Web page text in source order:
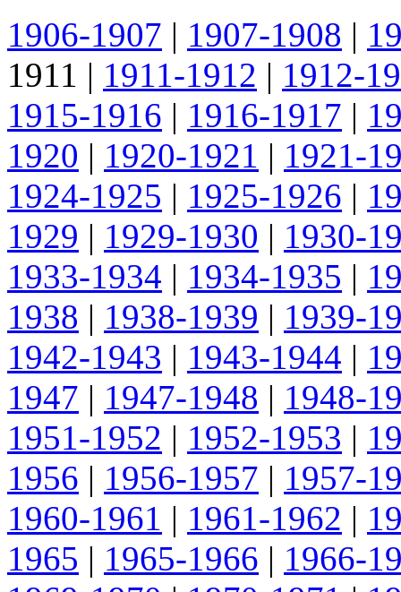
1906-1907 | 1907-1908 |
1911 | 1911-1912 | 1912-
1915-1916 | 1916-1917 |
1920 | 1920-1921 | 1921-
1924-1925 | 1925-1926 |
1929 | 1929-1930 | 1930-
1933-1934 | 1934-1935 |
1938 | 1938-1939 | 1939-
1942-1943 | 1943-1944 |
1947 | 1947-1948 | 1948-
1951-1952 | 1952-1953 |
1956 | 1956-1957 | 1957-
1960-1961 | 1961-1962 |
1965 | 1965-1966 | 1966-